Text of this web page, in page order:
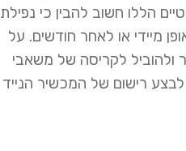
הללו חשוב להבין כי נפילת
מיידי או לאחר חודשים. על
ולהוביל לקריסה של משאבי
רישום של המכשיר הנייד